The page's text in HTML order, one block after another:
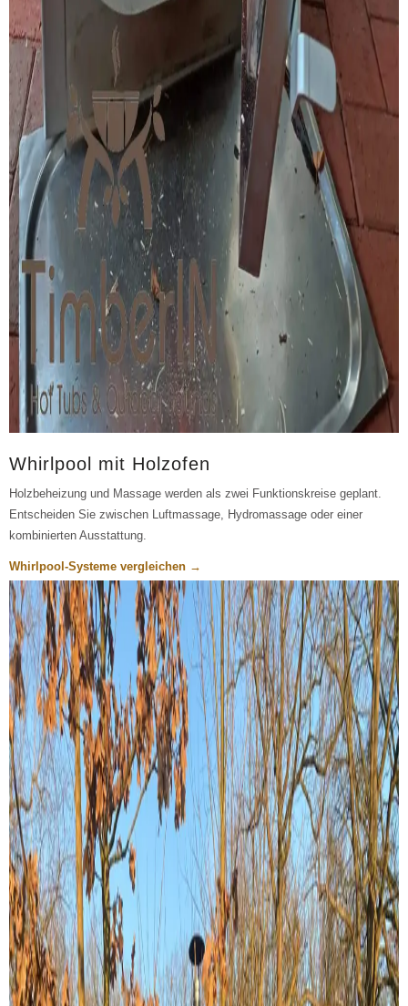
Whirlpool mit Holzofen
Holzbeheizung und Massage werden als zwei Funktionskreise geplant.
Entscheiden Sie zwischen Luftmassage, Hydromassage oder einer
kombinierten Ausstattung.
Whirlpool-Systeme vergleichen →